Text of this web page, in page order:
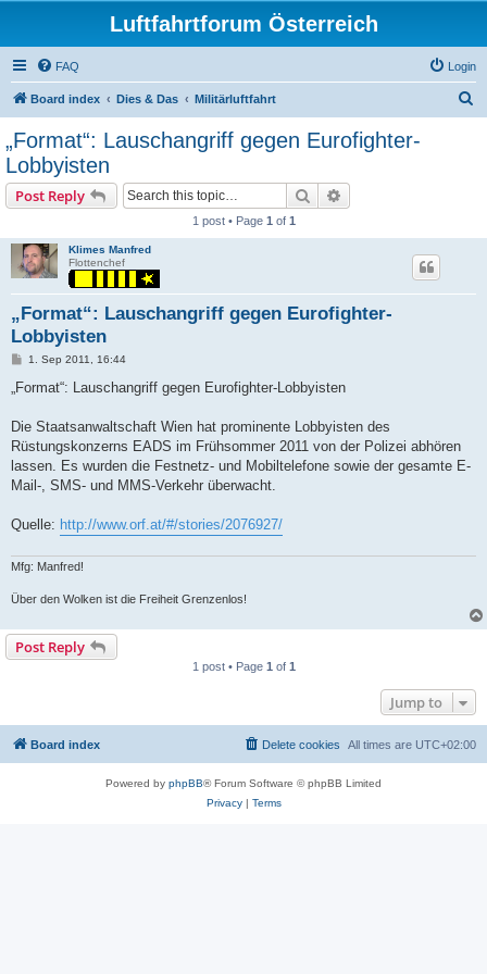
Luftfahrtforum Österreich
FAQ Login
Board index Dies & Das Militärluftfahrt
„Format“: Lauschangriff gegen Eurofighter-
Lobbyisten
Post Reply Search
1 post • Page 1 of 1
Klimes Manfred
Flottenchef
„Format“: Lauschangriff gegen Eurofighter-
Lobbyisten
P
s
1. Sep 2011, 16:44
„Format“: Lauschangriff gegen Eurofighter-Lobbyisten
Die Staatsanwaltschaft Wien hat prominente Lobbyisten des
Rüstungskonzerns EADS im Frühsommer 2011 von der Polizei abhören
lassen. Es wurden die Festnetz- und Mobiltelefone sowie der gesamte E-
Mail-, SMS- und MMS-Verkehr überwacht.
Quelle: http://www.orf.at/#/stories/2076927/
Mfg: Manfred!
Über den Wolken ist die Freiheit Grenzenlos!
Post Reply
1 post • Page 1 of 1
Jump to
Board index All times are UTC+02:00
Delete cookies
Powered by phpBB® Forum Software © phpBB Limited
Privacy| Terms